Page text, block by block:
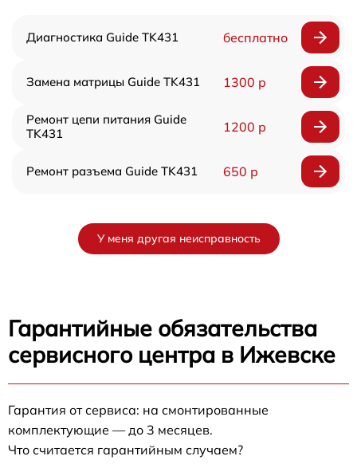
Диагностика Guide TK431 бесплатно
Замена матрицы Guide TK431 1300 р
Ремонт цепи питания Guide
TK431
1200 р
Ремонт разъема Guide TK431 650 р
У меня другая неисправность
Гарантийные обязательства
сервисного центра в Ижевске
Гарантия от сервиса: на смонтированные
комплектующие — до 3 месяцев.
Что считается гарантийным случаем?